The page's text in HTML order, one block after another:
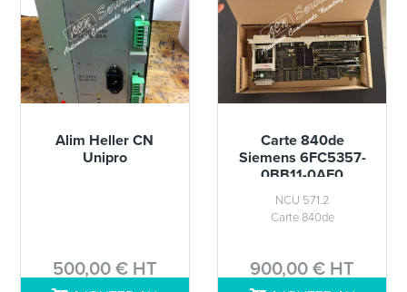
Alim Heller CN
Unipro
500,00 € HT
Carte 840de
Siemens 6FC5357-
0BB11-0AE0
NCU 571.2
Carte 840de
900,00 € HT